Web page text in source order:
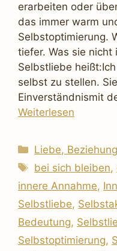
erarbeiten oder
das immer warm
Selbstoptimierung.
tiefer. Was sie nicht
Selbstliebe
selbst zu stellen.
Einverständnismit
Weiterlesen
Kategorien
Liebe,
Schlagwörter
bei sich bleiben,
innere Annahme,
Selbstliebe,
Bedeutung,
Selbstoptimierung,